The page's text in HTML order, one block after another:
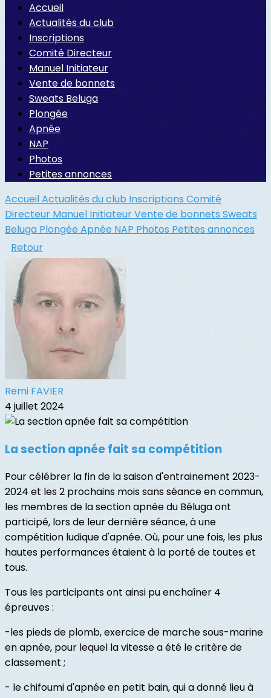
Accueil
Actualités du club
Inscriptions
Comité Directeur
Manuel Initiateur
Vente de bonnets
Sweats Beluga
Plongée
Apnée
NAP
Photos
Petites annonces
AccueilActualités du club Inscriptions Comité
Directeur Manuel InitiateurVente de bonnets Sweats
Beluga Plongée Apnée NAP Photos Petites annonces
Retour
Remi FAVIER
4 juillet 2024
La section apnée fait sa compétition
Pour célébrer la fin de la saison d'entrainement 2023-
2024 et les 2 prochains mois sans séance en commun,
les membres de la section apnée du Béluga ont
participé, lors de leur dernière séance, à une
compétition ludique d'apnée. Où, pour une fois, les plus
hautes performances étaient à la porté de toutes et
tous.
Tous les participants ont ainsi pu enchaîner 4
épreuves :
-les pieds de plomb, exercice de marche sous-marine
en apnée, pour lequel la vitesse a été le critère de
classement ;
- le chifoumi d'apnée en petit bain, qui a donné lieu à